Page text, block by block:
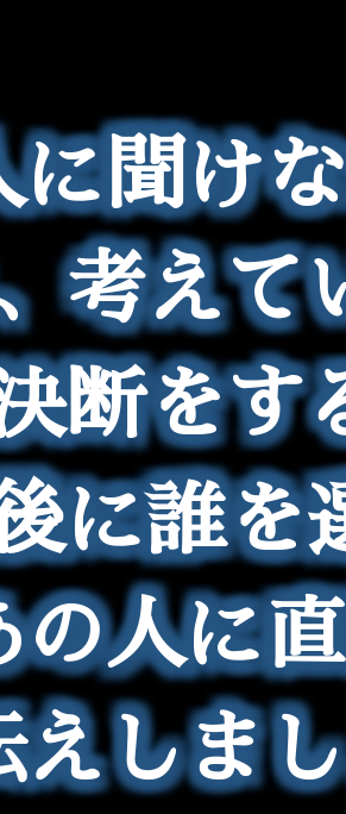
に聞け
考えて
断をす
に誰を
人に
しま